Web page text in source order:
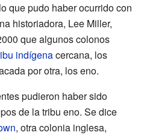
que pudo haber ocurrido con
historiadora, Lee Miller,
que algunos colonos
indígenacercana, los
por otra, los eno.
pudieron haber sido
de la tribu eno. Se dice
, otra colonia inglesa,